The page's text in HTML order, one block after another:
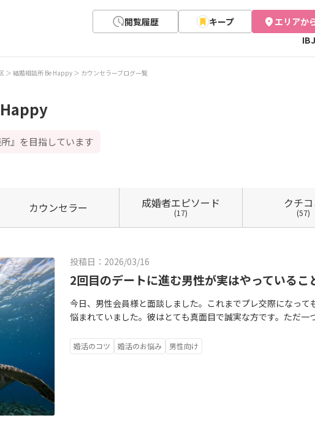
閲覧履歴 キープ エリアか
結婚相談所 Be Happy カウンセラーブログ一覧
』を目指しています
カウンセラー 成婚者エピソード
(17)
クチコ
(57)
投稿日：2026/03/16
2回目のデートに進む男性が実はやっているこ
今日、男性会員様と面談しました。これまでプレ交際になっ
悩まれていました。彼はとても真面目で誠実な方です。ただ
する🌟デート後にきちんとお礼を伝える🌟次に会いたい気持ち
きく変わります✨恋愛は「気持ち」だけでなく“伝え方”と“行
婚活のコツ 婚活のお悩み 男性向け